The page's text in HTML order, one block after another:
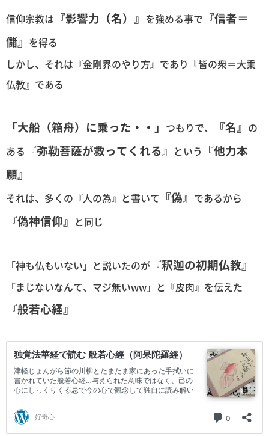
信仰宗教は 『影響力（名）』 を強める事で 『信者＝
儲』 を得る
しかし、それは『金剛界のやり方』であり『皆の衆＝大乗
仏教』である
「大船（箱舟）に乗った・・」 つもりで、 『名』 の
ある 『弥勒菩薩が救ってくれる』 という 『他力本
願』
それは、多くの『人の為』と書いて 『偽』 であるから
『偽神信仰』 と同じ
「神も仏もいない」と説いたのが 『釈迦の初期仏教』
「まじないなんて、マジ無いww」と『皮肉』を伝えた
『般若心経』